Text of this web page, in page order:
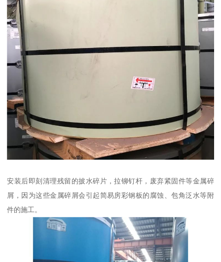
安装后即刻清理残留的披水碎片，拉铆钉杆，废弃紧固件等金属碎
屑，因为这些金属碎屑会引起简易房彩钢板的腐蚀、包角泛水等附
件的施工。